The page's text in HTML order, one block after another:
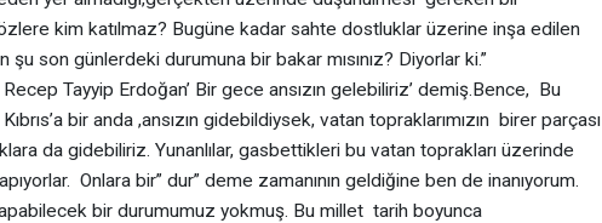
kim katılmaz? Bugüne kadar sahte dostluklar üzerine inşa edilen
şu son günlerdeki durumuna bir bakar mısınız? Diyorlar ki.”
Recep Tayyip Erdoğan’ Bir gece ansızın gelebiliriz’ demiş.Bence, Bu
bir anda ,ansızın gidebildiysek, vatan topraklarımızın birer parçası
da gidebiliriz. Yunanlılar, gasbettikleri bu vatan toprakları üzerinde
Onlara bir” dur” deme zamanının geldiğine ben de inanıyorum.
bir durumumuz yokmuş. Bu millet tarih boyunca